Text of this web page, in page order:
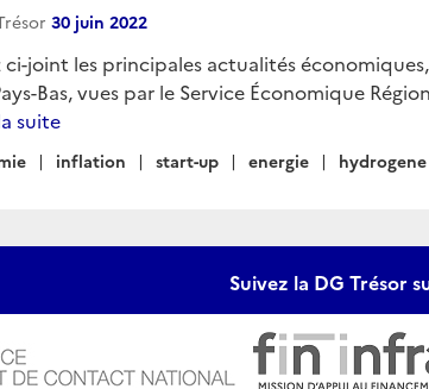
30 juin 2022
joint les principales actualités
Bas, vues par le Service Économique
suite
inflation start-up energie hydrogene
Suivez la DG Trésor